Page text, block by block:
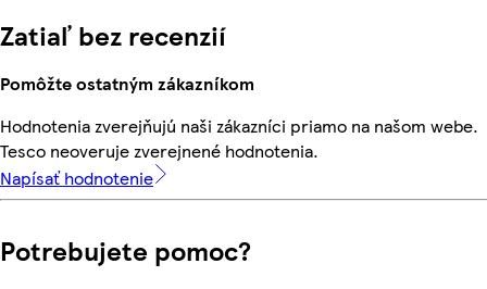
Zatiaľ bez recenzií
Pomôžte ostatným zákazníkom
Hodnotenia zverejňujú naši zákazníci priamo na našom webe.
Tesco neoveruje zverejnené hodnotenia.
Napísať hodnotenie
Potrebujete pomoc?